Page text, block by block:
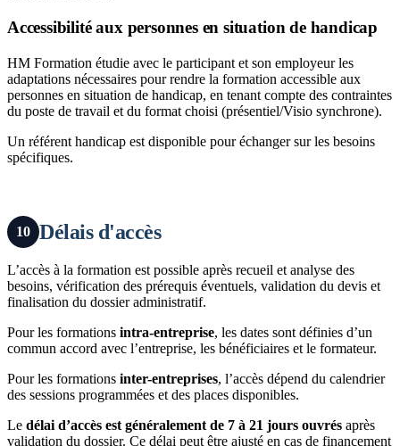
Accessibilité aux personnes en situation de handicap
HM Formation étudie avec le participant et son employeur les
adaptations nécessaires pour rendre la formation accessible aux
personnes en situation de handicap, en tenant compte des contraintes
du poste de travail et du format choisi (présentiel/Visio synchrone).
Un référent handicap est disponible pour échanger sur les besoins
spécifiques.
10 Délais d'accès
L’accès à la formation est possible après recueil et analyse des
besoins, vérification des prérequis éventuels, validation du devis et
finalisation du dossier administratif.
Pour les formations intra-entreprise, les dates sont définies d’un
commun accord avec l’entreprise, les bénéficiaires et le formateur.
Pour les formations inter-entreprises, l’accès dépend du calendrier
des sessions programmées et des places disponibles.
Le délai d’accès est généralement de 7 à 21 jours ouvrés après
validation du dossier. Ce délai peut être ajusté en cas de financement